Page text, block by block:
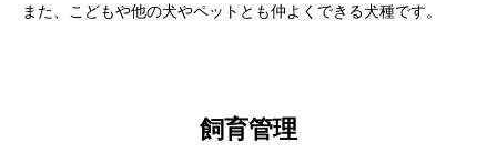
また、こどもや他の犬やペットとも仲よくできる犬種です。
飼育管理